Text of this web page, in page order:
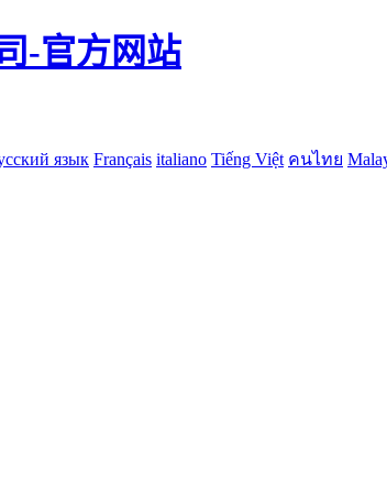
-官方网站
язык Français italiano Tiếng Việt คนไทย